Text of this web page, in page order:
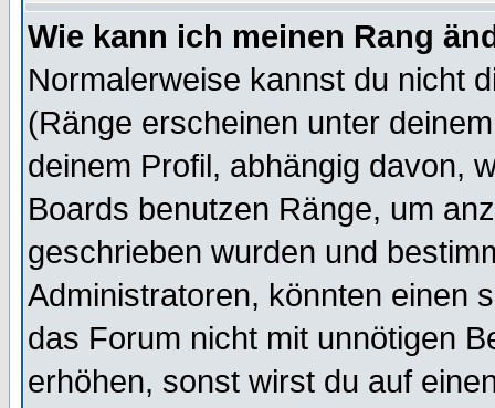
Wie kann ich meinen Rang
Normalerweise kannst du nicht
(Ränge erscheinen unter
deinem Profil, abhängig davon,
Boards benutzen Ränge, um
geschrieben wurden und
Administratoren, könnten einen
das Forum nicht mit unnötigen
erhöhen, sonst wirst du auf